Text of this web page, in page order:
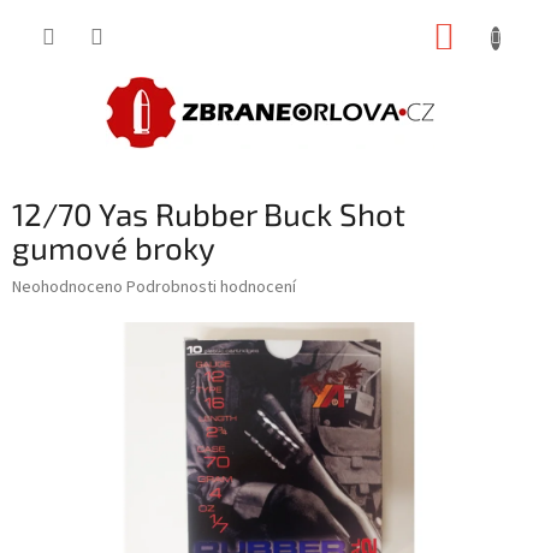
12/70 Yas Rubber Buck Shot
gumové broky
Průměrné
Neohodnoceno Podrobnosti hodnocení